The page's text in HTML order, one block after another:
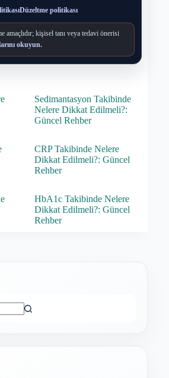
Düzeltme politikası
kişisel tanı veya tedavi önerisi
okuyun.
Sedimantasyon Takibinde
Nelere Dikkat Edilmeli?:
Güncel Rehber
CRP Takibinde Nelere
Dikkat Edilmeli?: Güncel
Rehber
HbA1c Takibinde Nelere
Dikkat Edilmeli?: Güncel
Rehber